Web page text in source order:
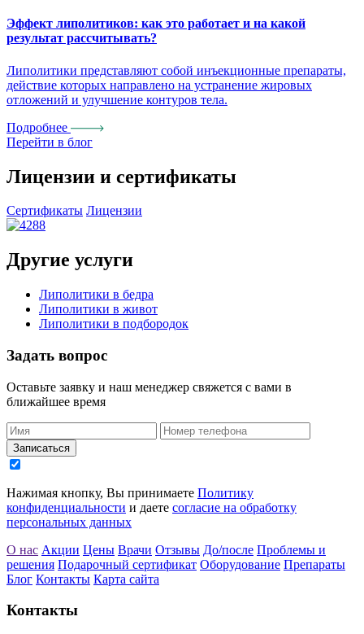
Эффект липолитиков: как это работает и на какой
результат рассчитывать?
Липолитики представляют собой инъекционные препараты,
действие которых направлено на устранение жировых
отложений и улучшение контуров тела.
Подробнее
Перейти в блог
Лицензии и сертификаты
Сертификаты Лицензии
Другие услуги
Липолитики в бедра
Липолитики в живот
Липолитики в подбородок
Задать вопрос
Оставьте заявку и наш менеджер свяжется с вами в
ближайшее время
Записаться
Нажимая кнопку, Вы принимаете Политику
конфиденциальности и даете согласие на обработку
персональных данных
О нас Акции Цены Врачи Отзывы До/после Проблемы и
решения Подарочный сертификат Оборудование Препараты
Блог Контакты Карта сайта
Контакты